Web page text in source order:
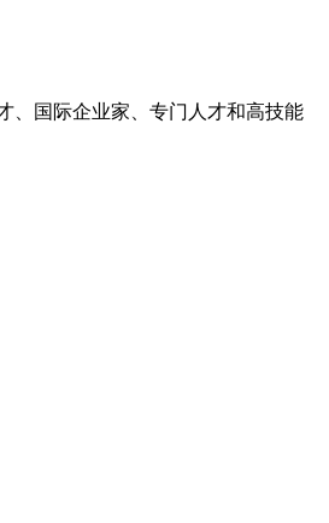
、国际企业家、专门人才和高技能